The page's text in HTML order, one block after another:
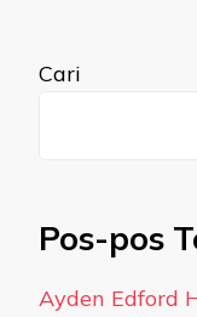
Cari
Pos-pos
Ayden Edford